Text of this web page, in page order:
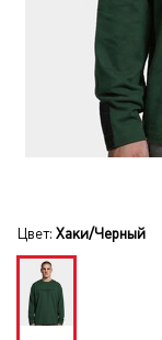
Цвет: Хаки/Черный